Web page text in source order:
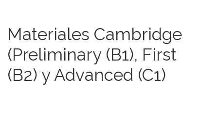
Materiales Cambridge
(Preliminary (B1), First
(B2) y Advanced (C1)